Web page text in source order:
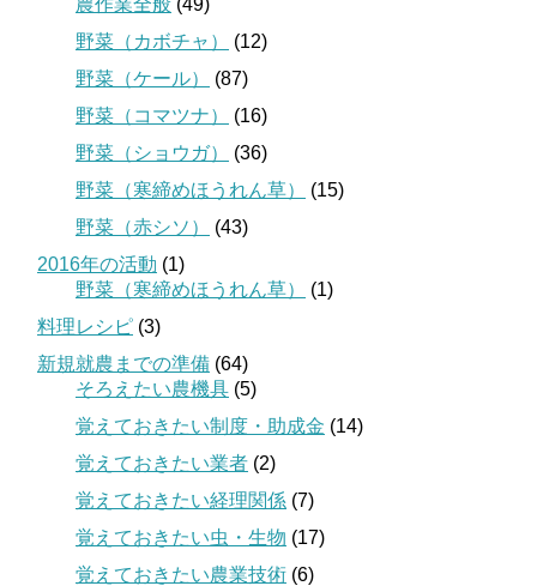
野菜（カボチャ）
(12)
野菜（ケール）
(87)
野菜（コマツナ）
(16)
野菜（ショウガ）
(36)
野菜（寒締めほうれん草）
(15)
野菜（赤シソ）
(43)
2016年の活動 (1)
野菜（寒締めほうれん草）
(1)
料理レシピ (3)
新規就農までの準備 (64)
そろえたい農機具 (5)
覚えておきたい制度・助成金 (14)
覚えておきたい業者 (2)
覚えておきたい経理関係 (7)
覚えておきたい虫・生物 (17)
覚えておきたい農業技術 (6)